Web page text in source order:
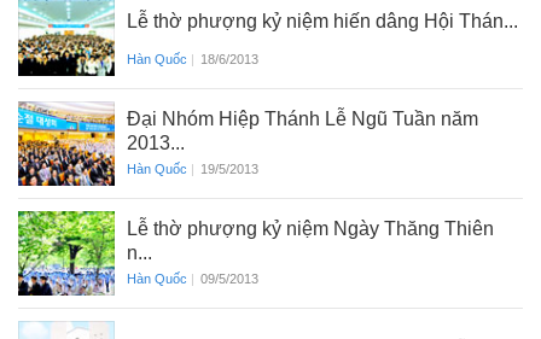
Lễ thờ phượng kỷ niệm hiến dâng Hội Thán...
Hàn Quốc | 18/6/2013
Đại Nhóm Hiệp Thánh Lễ Ngũ Tuần năm
2013...
Hàn Quốc | 19/5/2013
Lễ thờ phượng kỷ niệm Ngày Thăng Thiên
n...
Hàn Quốc | 09/5/2013